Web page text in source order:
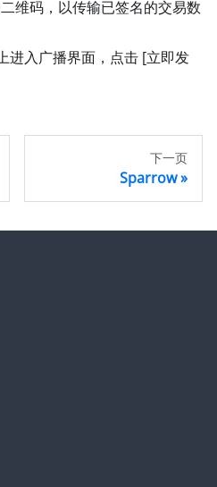
维码，以传输已签名的交易数
进入广播界面，点击 [立即发
下一页
Sparrow